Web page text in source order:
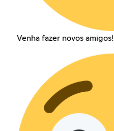
Venha fazer novos amigos!